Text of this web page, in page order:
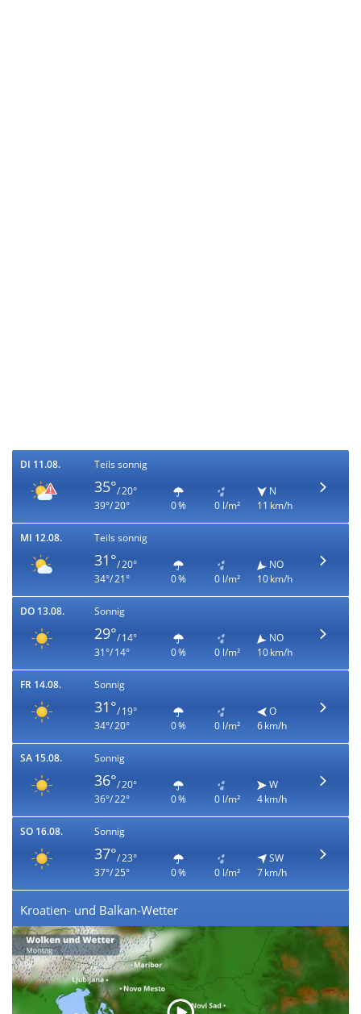
DI 11.08. Teils sonnig
35°/ 20°
39°/ 20°
0 % 0 l/m²
N
11 km/h
MI 12.08. Teils sonnig
31°/ 20°
34°/ 21°
0 % 0 l/m²
NO
10 km/h
DO 13.08. Sonnig
29°/ 14°
31°/ 14°
0 % 0 l/m²
NO
10 km/h
FR 14.08. Sonnig
31°/ 19°
34°/ 20°
0 % 0 l/m²
O
6 km/h
SA 15.08. Sonnig
36°/ 20°
36°/ 22°
0 % 0 l/m²
W
4 km/h
SO 16.08. Sonnig
37°/ 23°
37°/ 25°
0 % 0 l/m²
SW
7 km/h
Kroatien- und Balkan-Wetter